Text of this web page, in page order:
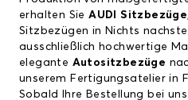
erhalten SieAUDI Sitzbezüge
Sitzbezügen in Nichts
ausschließlich hochwertige
elegante Autositzbezüge
unserem Fertigungsatelier in
Sobald Ihre Bestellung bei